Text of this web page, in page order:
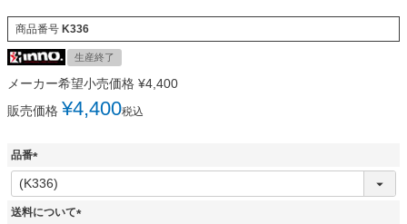
商品番号 K336
生産終了
メーカー希望小売価格 ¥4,400
販売価格 ¥4,400税込
品番
(
必
須
送料について